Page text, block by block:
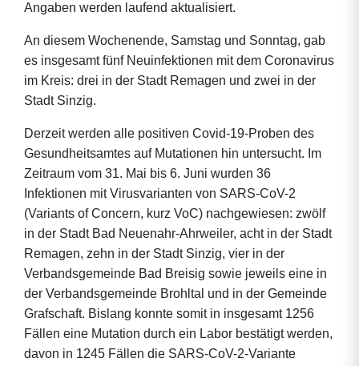
Angaben werden laufend aktualisiert.
An diesem Wochenende, Samstag und Sonntag, gab
es insgesamt fünf Neuinfektionen mit dem Coronavirus
im Kreis: drei in der Stadt Remagen und zwei in der
Stadt Sinzig.
Derzeit werden alle positiven Covid-19-Proben des
Gesundheitsamtes auf Mutationen hin untersucht. Im
Zeitraum vom 31. Mai bis 6. Juni wurden 36
Infektionen mit Virusvarianten von SARS-CoV-2
(Variants of Concern, kurz VoC) nachgewiesen: zwölf
in der Stadt Bad Neuenahr-Ahrweiler, acht in der Stadt
Remagen, zehn in der Stadt Sinzig, vier in der
Verbandsgemeinde Bad Breisig sowie jeweils eine in
der Verbandsgemeinde Brohltal und in der Gemeinde
Grafschaft. Bislang konnte somit in insgesamt 1256
Fällen eine Mutation durch ein Labor bestätigt werden,
davon in 1245 Fällen die SARS-CoV-2-Variante